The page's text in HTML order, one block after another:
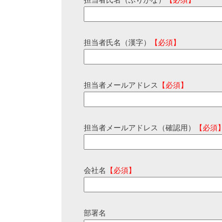
担当者氏名（漢字） 【必須】
担当者メールアドレス 【必須】
担当者メールアドレス（確認用） 【必須
会社名 【必須】
部署名